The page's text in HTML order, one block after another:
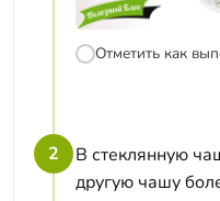
Отметить как
2
В стеклянную
другую чашу